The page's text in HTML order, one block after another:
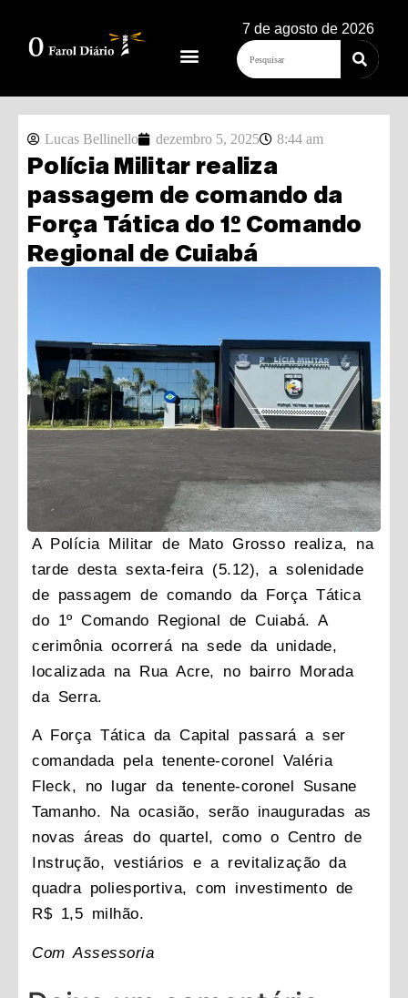
7 de agosto de 2026
Lucas Bellinello dezembro 5, 2025 8:44 am
Polícia Militar realiza
passagem de comando da
Força Tática do 1º Comando
Regional de Cuiabá
A Polícia Militar de Mato Grosso realiza, na
tarde desta sexta-feira (5.12), a solenidade
de passagem de comando da Força Tática
do 1º Comando Regional de Cuiabá. A
cerimônia ocorrerá na sede da unidade,
localizada na Rua Acre, no bairro Morada
da Serra.
A Força Tática da Capital passará a ser
comandada pela tenente-coronel Valéria
Fleck, no lugar da tenente-coronel Susane
Tamanho. Na ocasião, serão inauguradas as
novas áreas do quartel, como o Centro de
Instrução, vestiários e a revitalização da
quadra poliesportiva, com investimento de
R$ 1,5 milhão.
Com Assessoria